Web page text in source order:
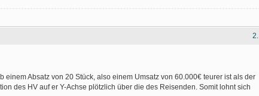
2.
Absatz von 20 Stück, also einem Umsatz von 60.000€ teurer ist als der
des HV auf er Y-Achse plötzlich über die des Reisenden. Somit lohnt sich